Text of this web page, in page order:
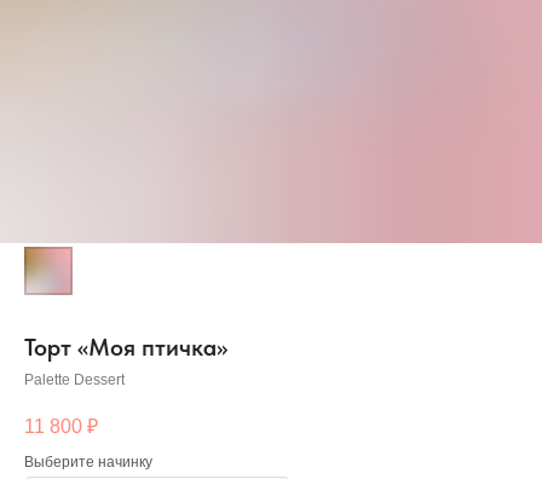
Торт «Моя птичка»
Palette Dessert
11 800 ₽
Выберите начинку